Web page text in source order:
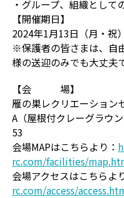
・グループ、組織として
【開催期日】
2024年1月13日（月・祝）
※保護者の皆さまは、自
様の送迎のみでも大丈夫
【会 場】
雁の巣レクリエーション
A（屋根付クレーグラ
53
会場MAPはこちらより：
rc.com/facilities/
会場アクセスはこちらよ
rc.com/access/